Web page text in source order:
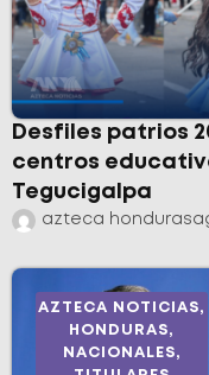
Desfiles patrios
centros
Tegucigalpa
azteca honduras
AZTECA NOTICIAS,
HONDURAS,
NACIONALES,